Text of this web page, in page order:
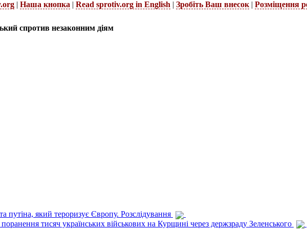
| Наша кнопка | Read sprotiv.org in English | Зробіть Ваш внесок | Розміщення
спротив незаконним діям
путіна, який тероризує Європу. Розслідування
тисяч українських військових на Курщині через держзраду Зеленського